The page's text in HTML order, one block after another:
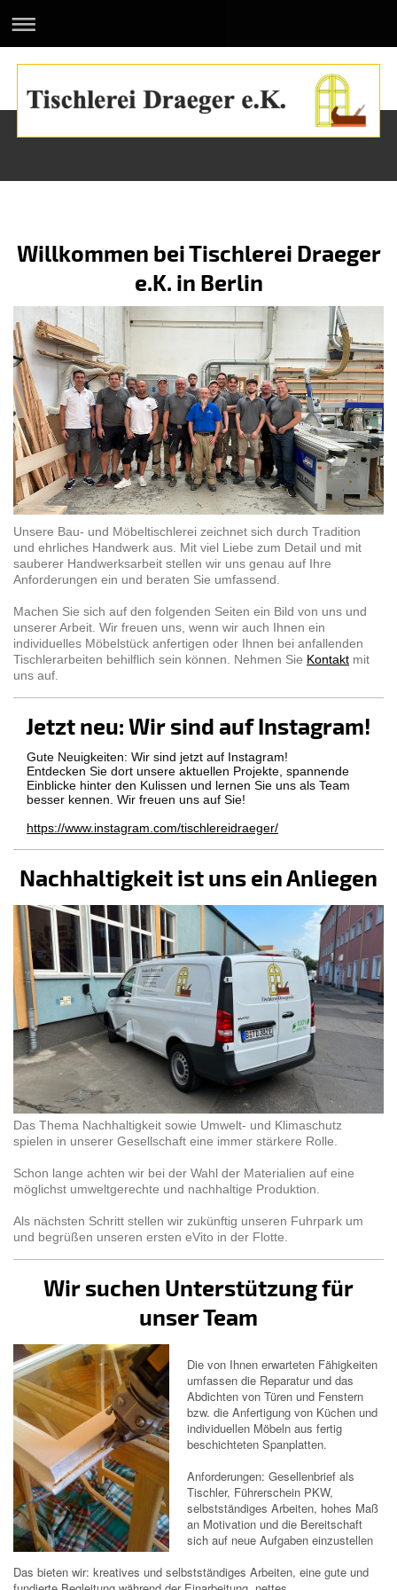
Willkommen bei Tischlerei Draeger
e.K. in Berlin
Unsere Bau- und Möbeltischlerei zeichnet sich durch Tradition
und ehrliches Handwerk aus. Mit viel Liebe zum Detail und mit
sauberer Handwerksarbeit stellen wir uns genau auf Ihre
Anforderungen ein und beraten Sie umfassend.
Machen Sie sich auf den folgenden Seiten ein Bild von uns und
unserer Arbeit. Wir freuen uns, wenn wir auch Ihnen ein
individuelles Möbelstück anfertigen oder Ihnen bei anfallenden
Tischlerarbeiten behilflich sein können. Nehmen Sie Kontakt mit
uns auf.
Jetzt neu: Wir sind auf Instagram!
Gute Neuigkeiten: Wir sind jetzt auf Instagram!
Entdecken Sie dort unsere aktuellen Projekte, spannende
Einblicke hinter den Kulissen und lernen Sie uns als Team
besser kennen. Wir freuen uns auf Sie!
https://www.instagram.com/tischlereidraeger/
Nachhaltigkeit ist uns ein Anliegen
Das Thema Nachhaltigkeit sowie Umwelt- und Klimaschutz
spielen in unserer Gesellschaft eine immer stärkere Rolle.
Schon lange achten wir bei der Wahl der Materialien auf eine
möglichst umweltgerechte und nachhaltige Produktion.
Als nächsten Schritt stellen wir zukünftig unseren Fuhrpark um
und begrüßen unseren ersten eVito in der Flotte.
Wir suchen Unterstützung für
unser Team
Die von Ihnen erwarteten Fähigkeiten
umfassen die Reparatur und das
Abdichten von Türen und Fenstern
bzw. die Anfertigung von Küchen und
individuellen Möbeln aus fertig
beschichteten Spanplatten.
Anforderungen: Gesellenbrief als
Tischler, Führerschein PKW,
selbstständiges Arbeiten, hohes Maß
an Motivation und die Bereitschaft
sich auf neue Aufgaben einzustellen
Das bieten wir: kreatives und selbstständiges Arbeiten, eine gute und